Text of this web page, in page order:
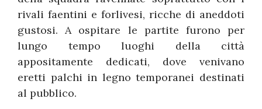
rivali faentini e forlivesi, ricche di aneddoti
gustosi. A ospitare le partite furono per
lungo tempo luoghi della città
appositamente dedicati, dove venivano
eretti palchi in legno temporanei destinati
al pubblico.